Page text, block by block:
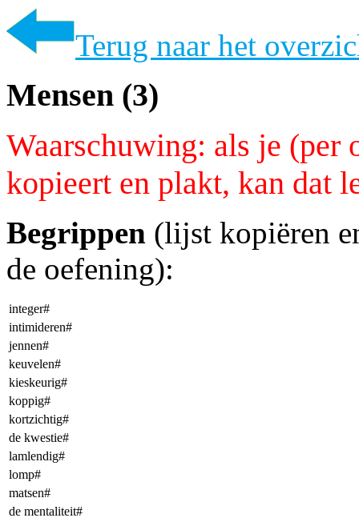
Terug naar het
Mensen (3)
Waarschuwing: als je (per
kopieert en plakt, kan dat
Begrippen (lijst kopiëren
de oefening):
integer#
intimideren#
jennen#
keuvelen#
kieskeurig#
koppig#
kortzichtig#
de kwestie#
lamlendig#
lomp#
matsen#
de mentaliteit#